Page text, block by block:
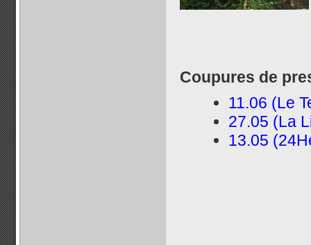
Coupures de
11.06 (Le
27.05 (La
13.05